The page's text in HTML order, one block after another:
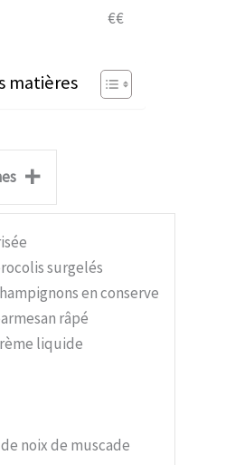
€€
matières
+
surgelés
en conserve
râpé
liquide
de noix de muscade